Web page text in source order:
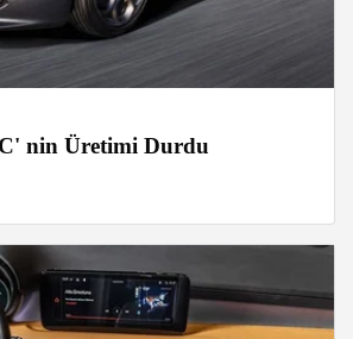
nin Üretimi Durdu